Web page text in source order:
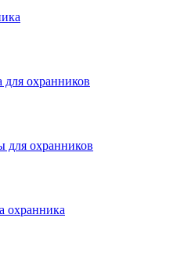
охранников
для охранников
охранника